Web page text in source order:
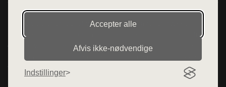
Accepter alle
Afvis ikke‑nødvendige
Indstillinger
Denne side er en del af want.dk, der udgiver en række
hjemmesider med præsentation af forskellige produkter fra
diverse webshops. Der sælges ikke varer fra denne side - vi
varerne på lager.